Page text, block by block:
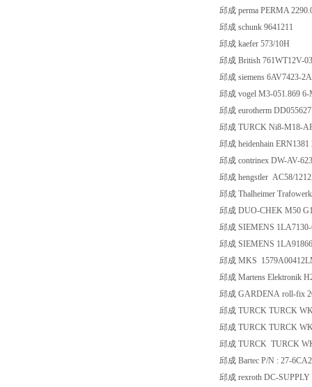
邱成 perma PERMA
邱成 schunk 9641211
邱成 kaefer 573/10H
邱成 British 761WT12V-
邱成 siemens 6AV7423-
邱成 vogel M3-051.869
邱成 eurotherm
邱成 TURCK Ni8-M18-
邱成 heidenhain
邱成 contrinex DW-AV-
邱成 hengstler AC58/
邱成 Thalheimer
邱成 DUO-CHEK M50
邱成 SIEMENS
邱成 SIEMENS
邱成 MKS
邱成 Martens Elektronik
邱成 GARDENA roll-fix 20
邱成 TURCK TURCK
邱成 TURCK TURCK
邱成 TURCK TURCK
邱成 Bartec P/N : 27-
邱成 rexroth DC-